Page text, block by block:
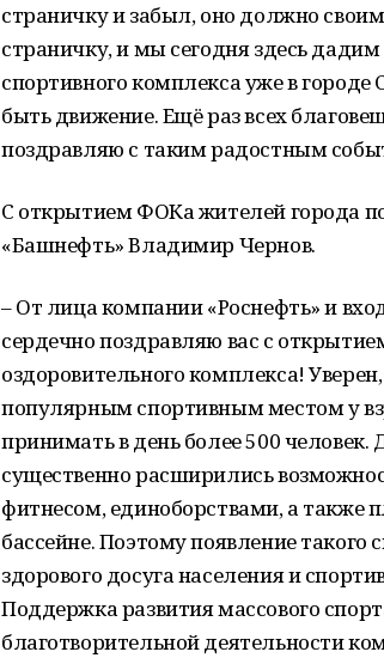
страничку и забыл, оно должно
страничку, и мы сегодня здесь
спортивного комплекса уже в
быть движение. Ещё раз всех
поздравляю с таким радостным
С открытием ФОКа жителей города
«Башнефть» Владимир Чернов.
– От лица компании «Роснефть» и
сердечно поздравляю вас с
оздоровительного комплекса!
популярным спортивным местом у
принимать в день более 500 человек.
существенно расширились
фитнесом, единоборствами, а также
бассейне. Поэтому появление
здорового досуга населения и
Поддержка развития массового
благотворительной деятельности